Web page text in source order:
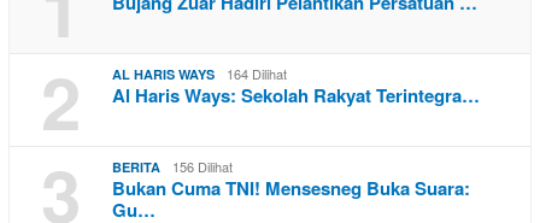
2 AL HARIS WAYS 164 Dilihat
Al Haris Ways: Sekolah Rakyat Terintegra…
3 BERITA 156 Dilihat
Bukan Cuma TNI! Mensesneg Buka Suara:
Gu…